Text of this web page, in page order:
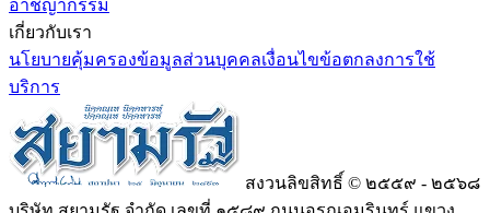
อาชญากรรม
เกี่ยวกับเรา
นโยบายคุ้มครองข้อมูลส่วนบุคคลเงื่อนไขข้อตกลงการใช้
บริการ
สงวนลิขสิทธิ์ © ๒๕๕๙ - ๒๕๖๘